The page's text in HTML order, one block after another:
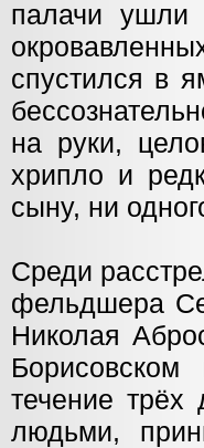
палачи ушли
спустился в
на руки,
хрипло и
сыну, ни
Среди
фельдшера
Николая
течение
людьми,